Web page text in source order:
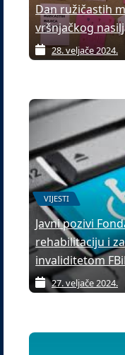
Dan ružičastih
vršnjačkog
28. veljače 2024.
VIJESTI
Javni pozivi
rehabilitaciju i
invaliditetom
27. veljače 2024.